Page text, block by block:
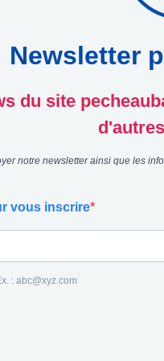
Newsletter
du site
notre newsletter ainsi que les
vous inscrire
: abc@xyz.com